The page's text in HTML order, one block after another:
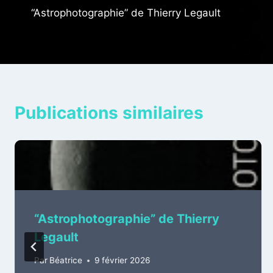
de
“Astrophotographie” de Thierry Legault
Publications similaires
“Astrophotographie” de Thierry
Legault
Par Béatrice 9 février 2026